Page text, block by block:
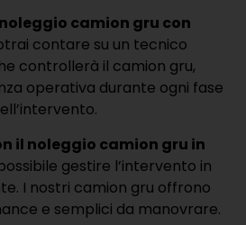
camion gru con
contare su un tecnico
controllerà il camion gru,
operativa durante ogni fase
il noleggio camion gru in
gestire l’intervento in
I nostri camion gru offrono
e semplici da manovrare.